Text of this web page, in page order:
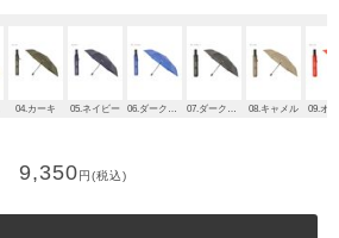
04.カーキ 05.ネイビー 08.キャメル 09.オ
9,350円(税込)